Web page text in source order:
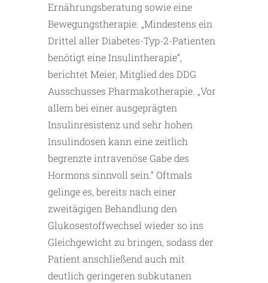
Ernährungsberatung sowie eine
Bewegungstherapie. „Mindestens ein
Drittel aller Diabetes-Typ-2-Patienten
benötigt eine Insulintherapie“,
berichtet Meier, Mitglied des DDG
Ausschusses Pharmakotherapie. „Vor
allem bei einer ausgeprägten
Insulinresistenz und sehr hohen
Insulindosen kann eine zeitlich
begrenzte intravenöse Gabe des
Hormons sinnvoll sein.“ Oftmals
gelinge es, bereits nach einer
zweitägigen Behandlung den
Glukosestoffwechsel wieder so ins
Gleichgewicht zu bringen, sodass der
Patient anschließend auch mit
deutlich geringeren subkutanen